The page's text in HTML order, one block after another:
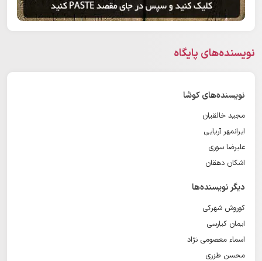
نویسنده‌های پایگاه
نویسنده‌های کوشا
مجید خالقیان
ایرانمهر آریایی
علیرضا سوری
اشکان دهقان
دیگر نویسنده‌ها
کوروش شهرکی
ایمان کیارسی
اسماء معصومی نژاد
محسن طزری